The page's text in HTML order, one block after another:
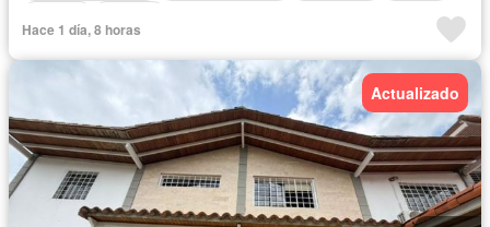
Hace 1 día, 8 horas
Actualizado